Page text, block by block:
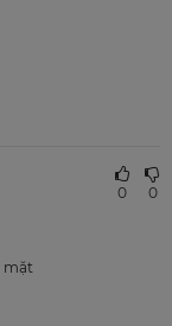
mặt
0 0